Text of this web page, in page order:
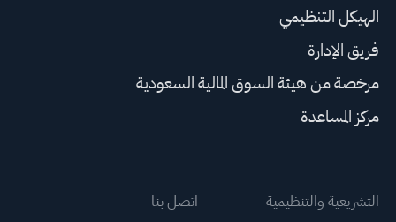
الهيكل التنظيمي
فريق الإدارة
مرخصة من هيئة السوق المالية السعودية
مركز المساعدة
التشريعية والتنظيمية اتصل بنا